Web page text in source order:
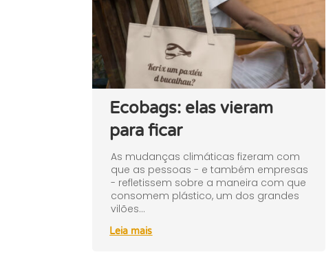
Ecobags: elas vieram
para ficar
As mudanças climáticas fizeram com
que as pessoas - e também empresas
- refletissem sobre a maneira com que
consomem plástico, um dos grandes
vilões...
Leia mais